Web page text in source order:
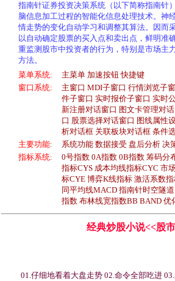
指南针证券投资决策系统（以下简称指南针
脑信息加工过程的智能化信息处理技术。神
情走势的变化自动学习和调整其算法。因而
以自动确定股票的买入点和卖出点，鲜明准
重监测股市中投资者的行为，特别是市场主
方法。
菜单系统:
主菜单 加速按钮 快捷键
窗口系统:
主窗口 MDI子窗口 行情浏览子
件子窗口 实时报价子窗口 实时
新注册对话窗口 图文卡管理对
口 股票选择对话窗口 图线属性
析对话框 关联板块对话框 条件
主要功能:
系统功能 数据接受 盘后分析 决
指标系统:
0号指数 0A指数 0B指数 筹码分
指标CYS 成本均线指标CYC 市
标CYE 博弈K线指标 激活系数
同平均线MACD 指南针时空隧
指数 布林线宽指数BB BAND
经典炒股小说<<股
01.仔细地看着大盘走势 02.命令全部吃进